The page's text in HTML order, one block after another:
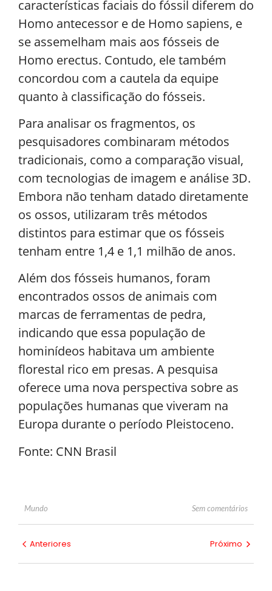
características faciais do fóssil diferem do
Homo antecessor e de Homo sapiens, e
se assemelham mais aos fósseis de
Homo erectus. Contudo, ele também
concordou com a cautela da equipe
quanto à classificação do fósseis.
Para analisar os fragmentos, os
pesquisadores combinaram métodos
tradicionais, como a comparação visual,
com tecnologias de imagem e análise 3D.
Embora não tenham datado diretamente
os ossos, utilizaram três métodos
distintos para estimar que os fósseis
tenham entre 1,4 e 1,1 milhão de anos.
Além dos fósseis humanos, foram
encontrados ossos de animais com
marcas de ferramentas de pedra,
indicando que essa população de
hominídeos habitava um ambiente
florestal rico em presas. A pesquisa
oferece uma nova perspectiva sobre as
populações humanas que viveram na
Europa durante o período Pleistoceno.
Fonte: CNN Brasil
Mundo Sem comentários
Anteriores Próximo